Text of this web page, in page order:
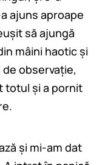
ajuns aproape
să ajungă
mâini haotic și
observație,
totul și a pornit
și mi-am dat